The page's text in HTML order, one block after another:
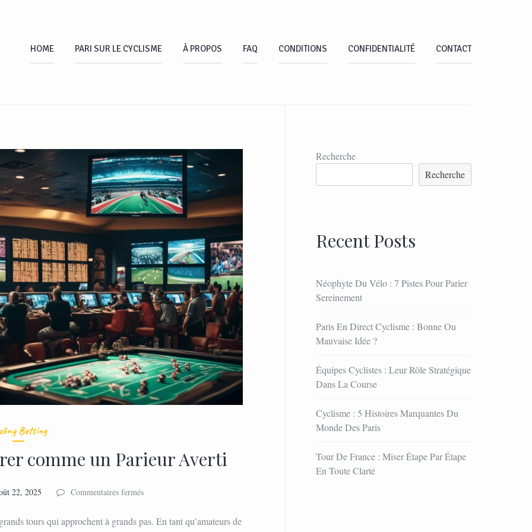
HOME PARI SUR LE CYCLISME À PROPOS FAQ CONDITIONS CONFIDENTIALITÉ CONTACT
Betting
comme un Parieur Averti
22, 2025 Commentaires ferméssur
Tours
tours qui approchent à grands pas. En tant qu’amateurs de
Recherche
Recherche
Recent Posts
Néophyte Du Vélo : 7 Pistes Pour Parier
Sereinement
Paris En Direct Cyclisme : Bonne Ou
Mauvaise Idée ?
Équipes Cyclistes : Leur Rôle Stratégique
Dans La Course
Cyclisme : 5 Histoires Marquantes Du
Monde Des Paris
Tour De France : Miser Étape Par Étape
En Toute Clarté